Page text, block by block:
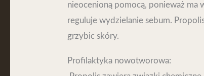
nieocenioną pomocą, ponieważ ma
reguluje wydzielanie sebum.
grzybic skóry.
Profilaktyka nowotworowa: